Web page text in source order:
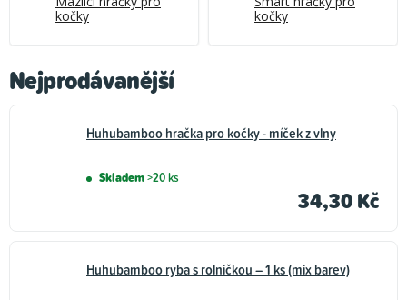
kočky
kočky
Nejprodávanější
Huhubamboo hračka pro kočky - míček z vlny
Skladem>20 ks
34,30 Kč
Huhubamboo ryba s rolničkou – 1 ks (mix barev)